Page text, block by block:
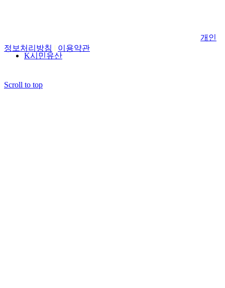
K시민유산
개인
정보처리방침 | 이용약관
Scroll to top